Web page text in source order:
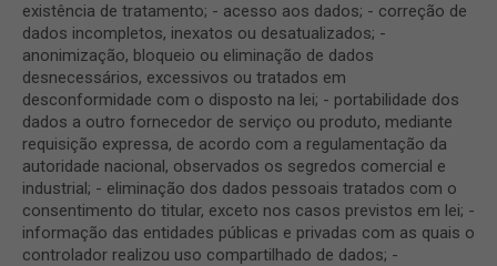
existência de tratamento; - acesso aos dados; - correção de
dados incompletos, inexatos ou desatualizados; -
anonimização, bloqueio ou eliminação de dados
desnecessários, excessivos ou tratados em
desconformidade com o disposto na lei; - portabilidade dos
dados a outro fornecedor de serviço ou produto, mediante
requisição expressa, de acordo com a regulamentação da
autoridade nacional, observados os segredos comercial e
industrial; - eliminação dos dados pessoais tratados com o
consentimento do titular, exceto nos casos previstos em lei; -
informação das entidades públicas e privadas com as quais o
controlador realizou uso compartilhado de dados; -